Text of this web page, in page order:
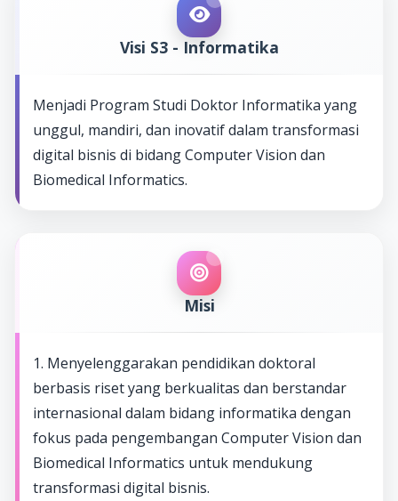
Visi S3 - Informatika
Menjadi Program Studi Doktor Informatika yang
unggul, mandiri, dan inovatif dalam transformasi
digital bisnis di bidang Computer Vision dan
Biomedical Informatics.
Misi
1. Menyelenggarakan pendidikan doktoral
berbasis riset yang berkualitas dan berstandar
internasional dalam bidang informatika dengan
fokus pada pengembangan Computer Vision dan
Biomedical Informatics untuk mendukung
transformasi digital bisnis.